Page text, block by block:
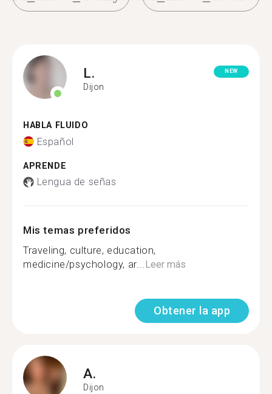
L.
Dijon
NEW
HABLA FLUIDO
Español
APRENDE
Lengua de señas
Mis temas preferidos
Traveling, culture, education,
medicine/psychology, ar...Leer más
Obtener la app
A.
Dijon